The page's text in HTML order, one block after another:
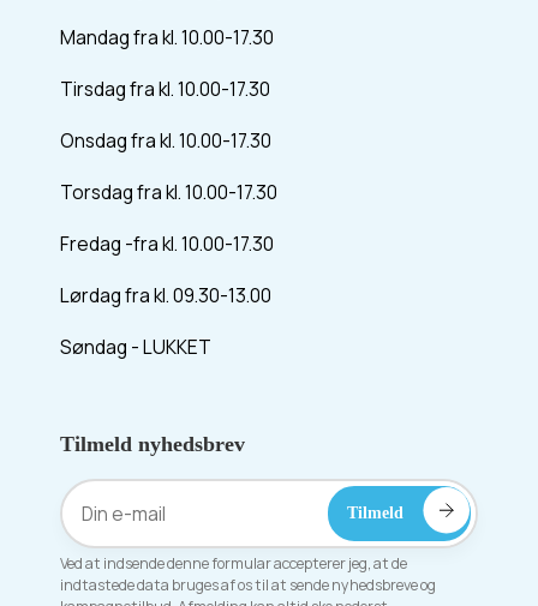
Mandag fra kl. 10.00-17.30
Tirsdag fra kl. 10.00-17.30
Onsdag fra kl. 10.00-17.30
Torsdag fra kl. 10.00-17.30
Fredag -fra kl. 10.00-17.30
Lørdag fra kl. 09.30-13.00
Søndag - LUKKET
Tilmeld nyhedsbrev
Ved at indsende denne formular accepterer jeg, at de
indtastede data bruges af os til at sende nyhedsbreve og